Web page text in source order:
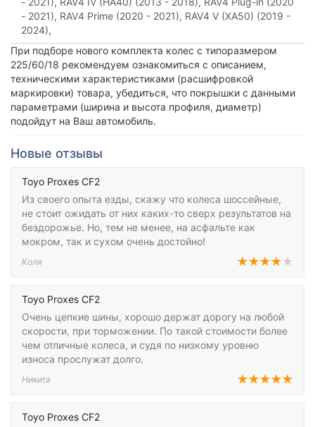
- 2021), RAV4 Prime (2020 - 2021), RAV4 V (XA50) (2019 -
2024),
При подборе нового комплекта колес с типоразмером
225/60/18 рекомендуем ознакомиться с описанием,
техническими характеристиками (расшифровкой
маркировки) товара, убедиться, что покрышки с данными
параметрами (ширина и высота профиля, диаметр)
подойдут на Ваш автомобиль.
Новые отзывы
Toyo Proxes CF2
Из своего опыта езды, скажу что колеса шоссейные,
не стоит ожидать от них каких-то сверх результатов на
бездорожье. Но, тем не менее, на асфальте как
мокром, так и сухом очень достойно!
Коля
Toyo Proxes CF2
Очень цепкие шины, хорошо держат дорогу на любой
скорости, при торможении. По такой стоимости более
чем отличные колеса, и судя по низкому уровню
износа прослужат долго.
Никита
Toyo Proxes CF2